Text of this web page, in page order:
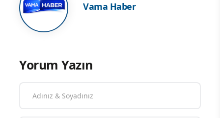
Vama Haber
Yorum Yazın